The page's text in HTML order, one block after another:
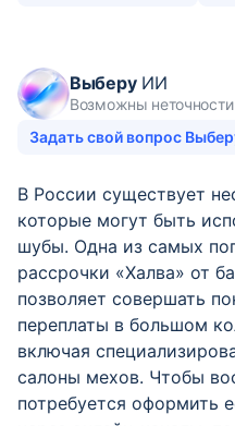
ВыберуИИ
Возможны неточности
Задать свой вопрос
В России существует
которые могут быть
шубы. Одна из самых
рассрочки «Халва» от
позволяет совершать
переплаты в большом
включая
салоны мехов. Чтобы
потребуется оформить